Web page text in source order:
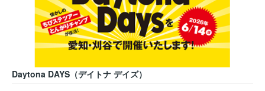
Daytona DAYS（デイトナ デイズ）